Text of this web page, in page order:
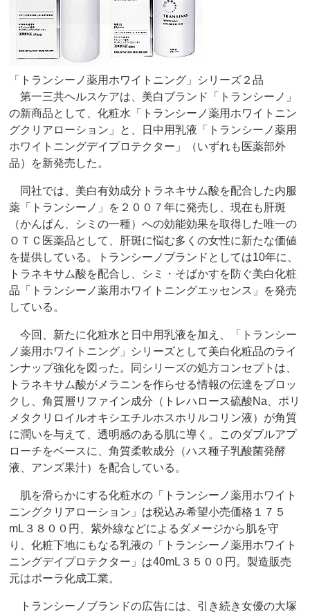
「トランシーノ薬用ホワイトニング」シリーズ２品
第一三共ヘルスケアは、美白ブランド「トランシーノ」
の新商品として、化粧水「トランシーノ薬用ホワイトニン
グクリアローション」と、日中用乳液「トランシーノ薬用
ホワイトニングデイプロテクター」（いずれも医薬部外
品）を新発売した。
同社では、美白有効成分トラネキサム酸を配合した内服
薬「トランシーノ」を２００７年に発売し、現在も肝斑
（かんぱん、シミの一種）への効能効果を取得した唯一の
ＯＴＣ医薬品として、肝斑に悩む多くの女性に新たな価値
を提供している。トランシーノブランドとしては10年に、
トラネキサム酸を配合し、シミ・そばかすを防ぐ美白化粧
品「トランシーノ薬用ホワイトニングエッセンス」を発売
している。
今回、新たに化粧水と日中用乳液を加え、「トランシー
ノ薬用ホワイトニング」シリーズとして美白化粧品のライ
ンナップ強化を図った。同シリーズの処方コンセプトは、
トラネキサム酸がメラニンを作らせる情報の伝達をブロッ
クし、角質層リファイン成分（トレハロース硫酸Na、ポリ
メタクリロイルオキシエチルホスホリルコリン液）が角質
に潤いを与えて、透明感のある肌に導く。このダブルアプ
ローチをベースに、角質柔軟成分（ハス種子乳酸菌発酵
液、アンズ果汁）を配合している。
肌を滑らかにする化粧水の「トランシーノ薬用ホワイト
ニングクリアローション」は税込み希望小売価格１７５
mL３８００円、紫外線などによるダメージから肌を守
り、化粧下地にもなる乳液の「トランシーノ薬用ホワイト
ニングデイプロテクター」は40mL３５００円。製造販売
元はポーラ化成工業。
トランシーノブランドの広告には、引き続き女優の大塚